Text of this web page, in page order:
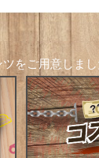
をご用意しまし